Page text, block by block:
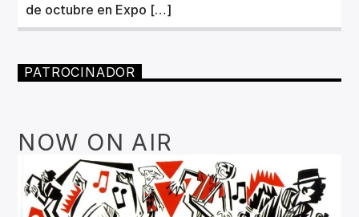
de octubre en Expo […]
PATROCINADOR
NOW ON AIR